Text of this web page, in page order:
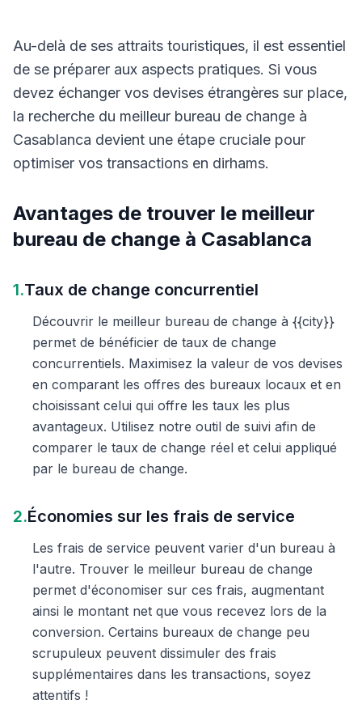
Au-delà de ses attraits touristiques, il est essentiel
de se préparer aux aspects pratiques. Si vous
devez échanger vos devises étrangères sur place,
la recherche du meilleur bureau de change à
Casablanca devient une étape cruciale pour
optimiser vos transactions en dirhams.
Avantages de trouver le meilleur
bureau de change à Casablanca
1.Taux de change concurrentiel
Découvrir le meilleur bureau de change à {{city}}
permet de bénéficier de taux de change
concurrentiels. Maximisez la valeur de vos devises
en comparant les offres des bureaux locaux et en
choisissant celui qui offre les taux les plus
avantageux. Utilisez notre outil de suivi afin de
comparer le taux de change réel et celui appliqué
par le bureau de change.
2.Économies sur les frais de service
Les frais de service peuvent varier d'un bureau à
l'autre. Trouver le meilleur bureau de change
permet d'économiser sur ces frais, augmentant
ainsi le montant net que vous recevez lors de la
conversion. Certains bureaux de change peu
scrupuleux peuvent dissimuler des frais
supplémentaires dans les transactions, soyez
attentifs !